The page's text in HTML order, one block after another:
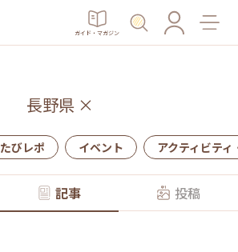
ガイド・マガジン
長野県 ×
たびレポ イベント アクティビティ
記事 投稿